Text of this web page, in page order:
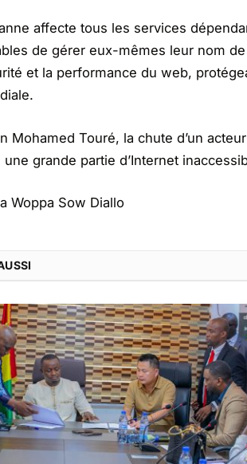
affecte tous les services
de gérer eux-mêmes leur nom
et la performance du web,
Mohamed Touré, la chute d’un
une grande partie d’Internet
Woppa Sow Diallo